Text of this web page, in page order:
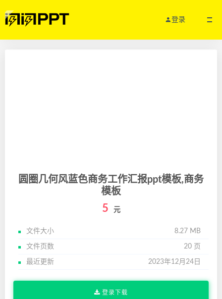
登录
圆圈几何风蓝色商务工作汇报ppt模板,商务
模板
5 元
文件大小 8.27 MB
文件页数 20 页
最近更新 2023年12月24日
登录下载